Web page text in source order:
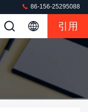
86-156-25295088
引用